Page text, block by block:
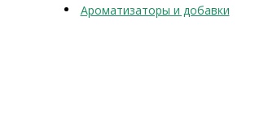
Ароматизаторы и добавки